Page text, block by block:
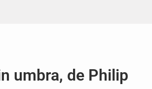
umbra, de Philip